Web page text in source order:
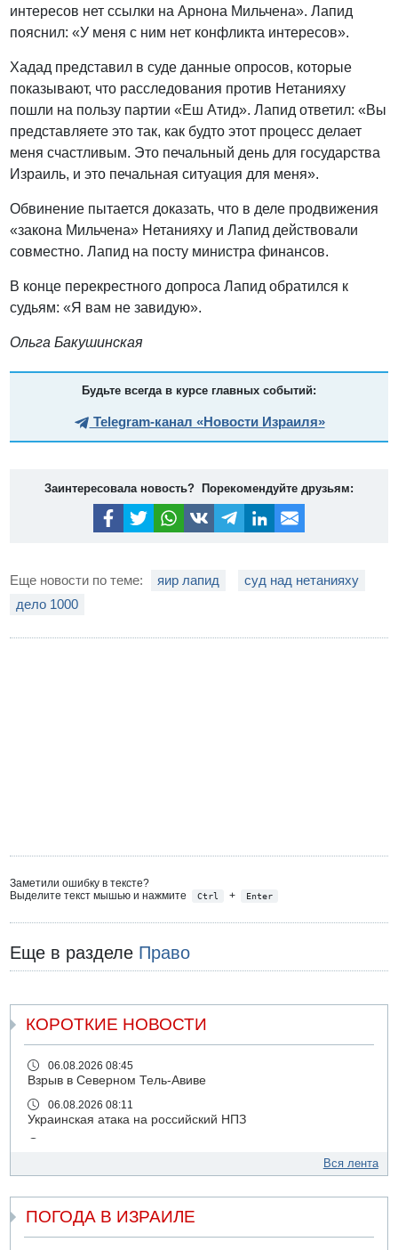
интересов нет ссылки на Арнона Мильчена». Лапид
пояснил: «У меня с ним нет конфликта интересов».
Хадад представил в суде данные опросов, которые
показывают, что расследования против Нетанияху
пошли на пользу партии «Еш Атид». Лапид ответил: «Вы
представляете это так, как будто этот процесс делает
меня счастливым. Это печальный день для государства
Израиль, и это печальная ситуация для меня».
Обвинение пытается доказать, что в деле продвижения
«закона Мильчена» Нетанияху и Лапид действовали
совместно. Лапид на посту министра финансов.
В конце перекрестного допроса Лапид обратился к
судьям: «Я вам не завидую».
Ольга Бакушинская
Будьте всегда в курсе главных событий:
Telegram-канал «Новости Израиля»
Заинтересовала новость? Порекомендуйте друзьям:
Еще новости по теме: яир лапид
суд над нетанияху
дело 1000
Заметили ошибку в тексте?
Выделите текст мышью и нажмите
Ctrl + Enter
Еще в разделе Право
КОРОТКИЕ НОВОСТИ
06.08.2026 08:45
Взрыв в Северном Тель-Авиве
06.08.2026 08:11
Украинская атака на российский НПЗ
Израиль провел испытания системы противоракетной
обороны "Хец"
05.08.2026 18:28
МАДА призывает израильтян срочно сдавать кровь
05.08.2026 17:00
Вся лента
ПОГОДА В ИЗРАИЛЕ